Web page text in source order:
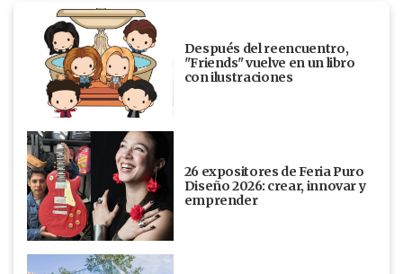
Después del reencuentro,
"Friends" vuelve en un libro
con ilustraciones
26 expositores de Feria Puro
Diseño 2026: crear, innovar y
emprender